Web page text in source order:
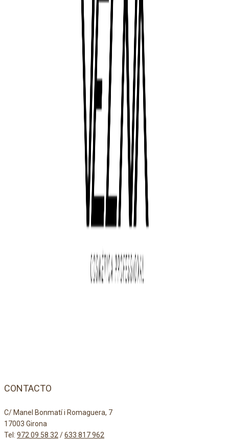
CONTACTO
C/ Manel Bonmatí i Romaguera, 7
17003 Girona
Tel: 972 09 58 32/633 817 962